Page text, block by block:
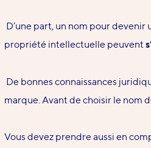
D’une part, un nom pour
propriété intellectuelle peuvent
De bonnes connaissances
marque. Avant de choisir le nom
Vous devez prendreaussi en